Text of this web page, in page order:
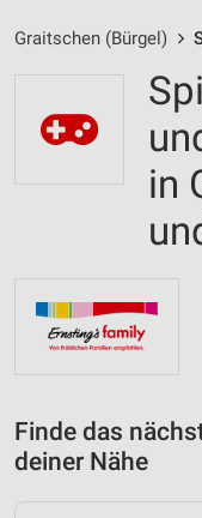
Graitschen (Bürgel)
in
Finde das
deiner Nähe